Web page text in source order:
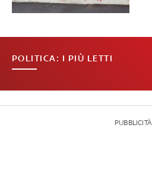
POLITICA: I PIÙ LETTI
PUBBLICITÀ